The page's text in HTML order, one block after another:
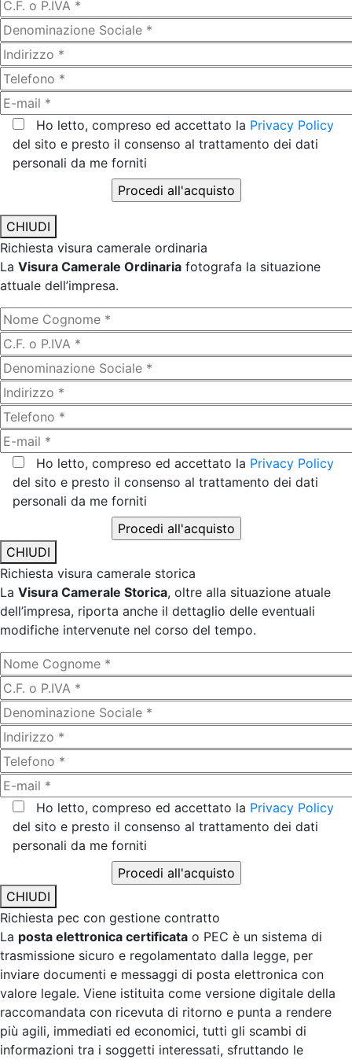
Ho letto, compreso ed accettato la Privacy Policy
del sito e presto il consenso al trattamento dei dati
personali da me forniti
CHIUDI
Richiesta visura camerale ordinaria
La Visura Camerale Ordinaria fotografa la situazione
attuale dell’impresa.
Ho letto, compreso ed accettato la Privacy Policy
del sito e presto il consenso al trattamento dei dati
personali da me forniti
CHIUDI
Richiesta visura camerale storica
La Visura Camerale Storica, oltre alla situazione atuale
dell’impresa, riporta anche il dettaglio delle eventuali
modifiche intervenute nel corso del tempo.
Ho letto, compreso ed accettato la Privacy Policy
del sito e presto il consenso al trattamento dei dati
personali da me forniti
CHIUDI
Richiesta pec con gestione contratto
La posta elettronica certificata o PEC è un sistema di
trasmissione sicuro e regolamentato dalla legge, per
inviare documenti e messaggi di posta elettronica con
valore legale. Viene istituita come versione digitale della
raccomandata con ricevuta di ritorno e punta a rendere
più agili, immediati ed economici, tutti gli scambi di
informazioni tra i soggetti interessati, sfruttando le